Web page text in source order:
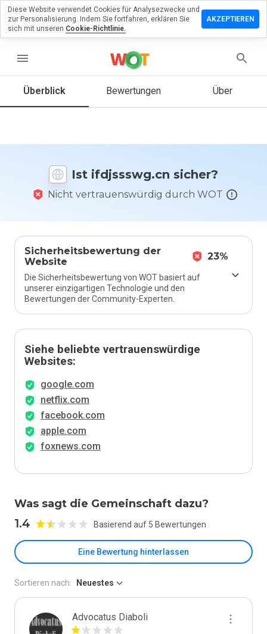
menu
Überblick Bewertungen Über
Ist ifdjssswg.cn sicher?
Nicht vertrauenswürdig durch WOT
Sicherheitsbewertung der
Website
23%
Die Sicherheitsbewertung von WOT basiert auf
unserer einzigartigen Technologie und den
Bewertungen der Community-Experten.
Siehe beliebte vertrauenswürdige
Websites:
google.com
netflix.com
facebook.com
apple.com
foxnews.com
Was sagt die Gemeinschaft dazu?
1.4 Basierend auf 5 Bewertungen
Eine Bewertung hinterlassen
eine
würden
Skala von
1 bis 5
Sortieren nach: Neuestes
Advocatus Diaboli
Diese Website verwendet Cookies für Analysezwecke und
zur Personalisierung. Indem Sie fortfahren, erklären Sie
sich mit unseren Cookie-Richtlinie.
AKZEPTIEREN